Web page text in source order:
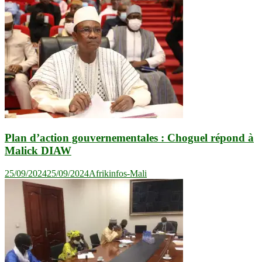
Plan d’action gouvernementales : Choguel répond à
Malick DIAW
25/09/202425/09/2024Afrikinfos-Mali